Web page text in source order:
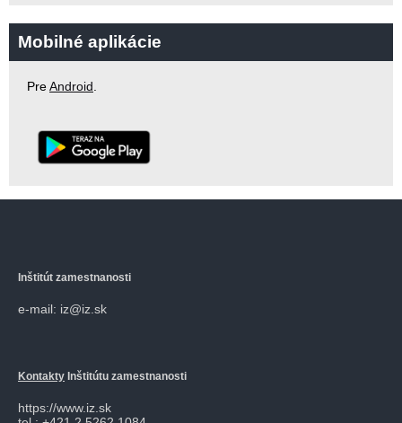
Mobilné aplikácie
PreAndroid
Inštitút zamestnanosti
e-mail: iz@iz.sk
Kontakty Inštitútu zamestnanosti
https://www.iz.sk